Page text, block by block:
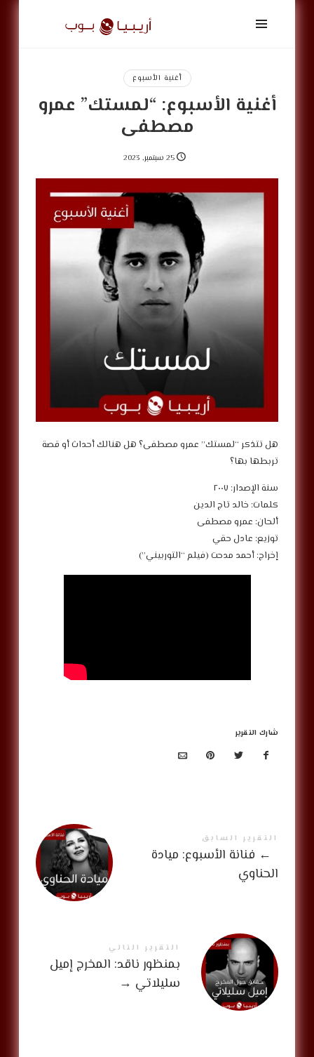
أريبيا
بوب
ArabiaPopأغنية الأسبوع
أغنية الأسبوع: “لمستك” عمرو
مصطفى
25 سبتمبر, 2023
‎هل تتذكر “لمستك” عمرو مصطفى؟ هل هنالك أحداث أو قصة
تربطها بها؟
شارك التقرير
التقرير السابق
← فنانة الأسبوع: ميادة
الحناوي
التقرير التالي
بمنظور ناقد: المخرج إميل
سليلاتي →